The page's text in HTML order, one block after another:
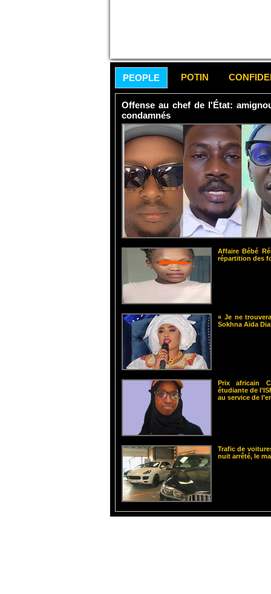
PEOPLE POTIN
Offense au chef de l'État:
condamnés
Affaire Bébé
répartition des
« Je ne
Sokhna Aïda
Prix africain
étudiante de
au service de
Trafic de
nuit arrêté, le